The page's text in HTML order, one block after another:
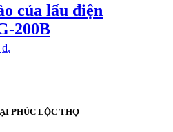
của lẩu điện
200B
PHÚC LỘC THỌ